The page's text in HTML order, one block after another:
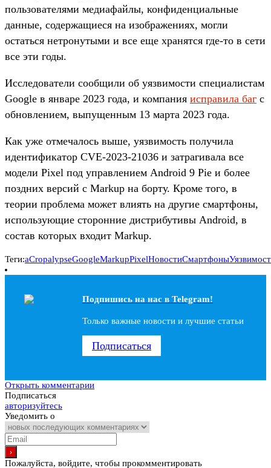
пользователями медиафайлы, конфиденциальные
данные, содержащиеся на изображениях, могли
остаться нетронутыми и все еще хранятся где-то в сети
все эти годы.
Исследователи сообщили об уязвимости специалистам
Google в январе 2023 года, и компания исправила баг с
обновлением, выпущенным 13 марта 2023 года.
Как уже отмечалось выше, уязвимость получила
идентификатор CVE-2023-21036 и затрагивала все
модели Pixel под управлением Android 9 Pie и более
поздних версий с Markup на борту. Кроме того, в
теории проблема может влиять на другие смартфоны,
использующие сторонние дистрибутивы Android, в
состав которых входит Markup.
Теги:aCropalypseGoogleMarkupPixelНовостиСмартфоны
Подпишись на наc в Telegram!
Только важные новости и лучшие статьи
Подписаться
Открыть комментарии
Подписаться
авторизуйтесь
Уведомить о
Пожалуйста, войдите, чтобы прокомментировать